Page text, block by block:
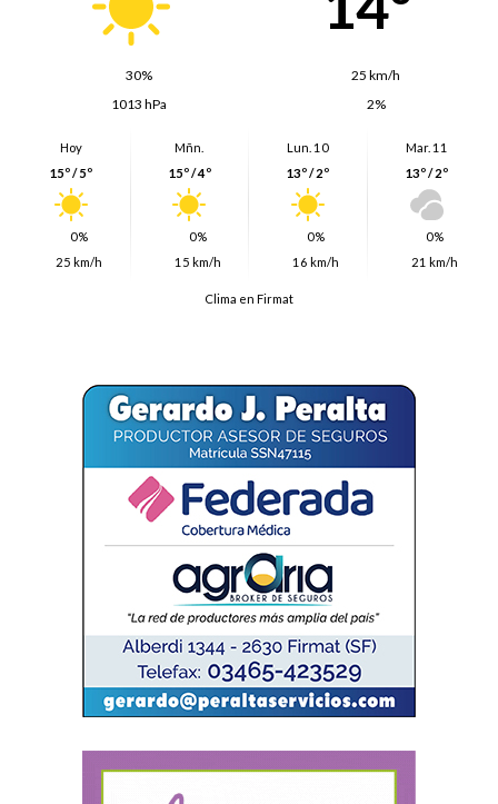
30%
25 km/h
1013 hPa
2%
Hoy
15º / 5º
0%
25 km/h
Mñn.
15º / 4º
0%
15 km/h
Lun. 10
13º / 2º
0%
16 km/h
Mar. 11
13º / 2º
0%
21 km/h
Clima en Firmat